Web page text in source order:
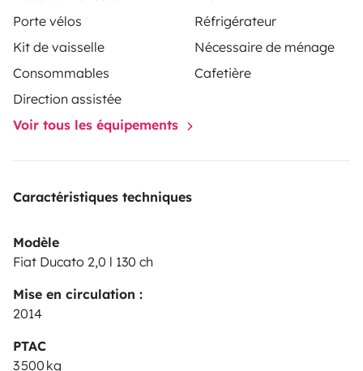
N’hésitez pas à nous contacter à l’avance pour
organiser sereinement votre départ.
Au plaisir de vous accueillir et de vous permettre de
Porte vélos
Réfrigérateur
Kit de vaisselle
Nécessaire de ménage
Consommables
Cafetière
Direction assistée
Voir tous les équipements
Caractéristiques techniques
Modèle
Fiat Ducato 2,0 l 130 ch
Mise en circulation :
2014
PTAC
3 500 kg